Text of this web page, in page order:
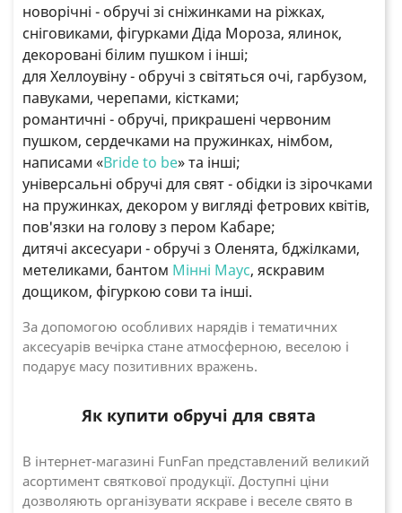
новорічні - обручі зі сніжинками на ріжках,
сніговиками, фігурками Діда Мороза, ялинок,
декоровані білим пушком і інші;
для Хеллоувіну - обручі з світяться очі, гарбузом,
павуками, черепами, кістками;
романтичні - обручі, прикрашені червоним
пушком, сердечками на пружинках, німбом,
написами «Bride to be» та інші;
універсальні обручі для свят - обідки із зірочками
на пружинках, декором у вигляді фетрових квітів,
пов'язки на голову з пером Кабаре;
дитячі аксесуари - обручі з Оленята, бджілками,
метеликами, бантом Мінні Маус, яскравим
дощиком, фігуркою сови та інші.
За допомогою особливих нарядів і тематичних
аксесуарів вечірка стане атмосферною, веселою і
подарує масу позитивних вражень.
Як купити обручі для свята
В інтернет-магазині FunFan представлений великий
асортимент святкової продукції. Доступні ціни
дозволяють організувати яскраве і веселе свято в